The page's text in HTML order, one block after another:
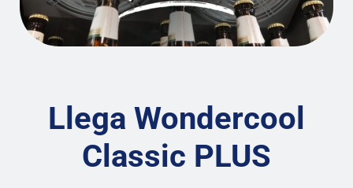
Llega Wondercool
Classic PLUS